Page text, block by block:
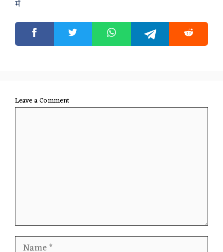
में
Leave a Comment
Name